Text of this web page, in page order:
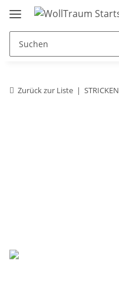
Zurück zur Liste STRICKEN